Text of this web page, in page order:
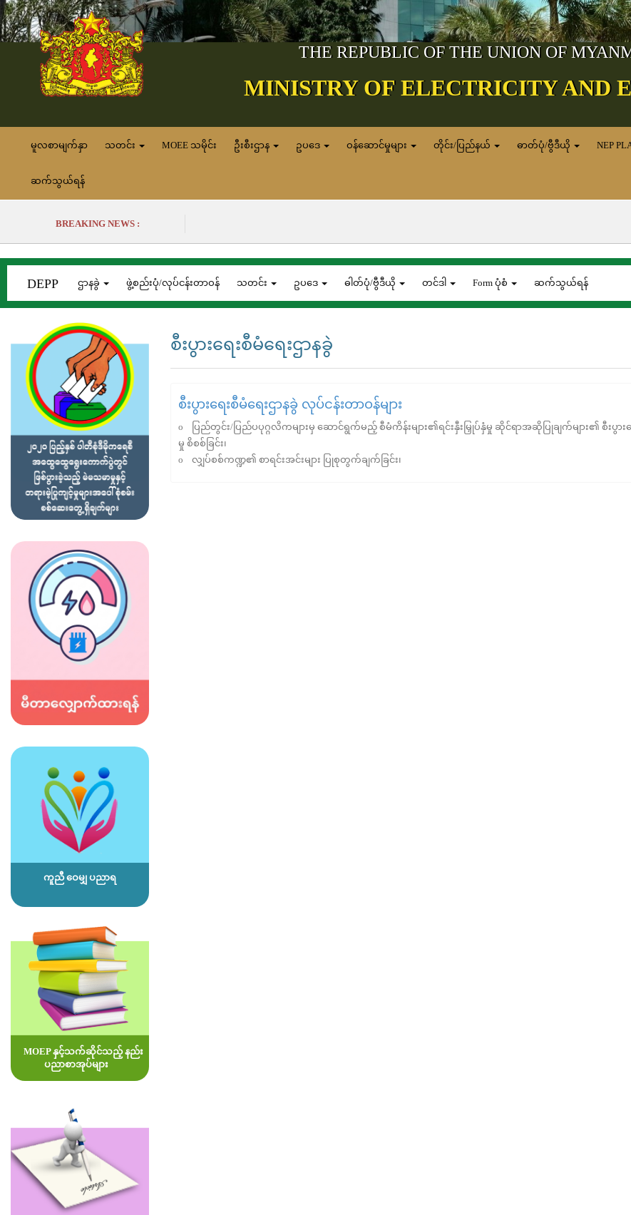
THE REPUBLIC OF THE UNION OF
MINISTRY OF ELECTRICITY AND
မူလစာမျက်နှာ သတင်း MOEE သမိုင်း ဦးစီးဌာန ဥပဒေ ဝန်ဆောင်မှုများ တိုင်း/ပြည်နယ် ဓာတ်ပုံ/ဗွီဒီယို NEP
ဆက်သွယ်ရန်
BREAKING NEWS :
DEPP ဌာနခွဲ ဖွဲ့စည်းပုံ/လုပ်ငန်းတာဝန် သတင်း ဥပဒေ ဓါတ်ပုံ/ဗွီဒီယို တင်ဒါ Form ပုံစံ ဆက်သွယ်ရန်
ကူညီ ဝေမျှ ပညာရ
MOEP နှင့်သက်ဆိုင်သည့် နည်း
ပညာစာအုပ်များ
စီးပွားရေးစီမံရေးဌာနခွဲ
စီးပွားရေးစီမံရေးဌာနခွဲ လုပ်ငန်းတာဝန်များ
o ပြည်တွင်း/ပြည်ပပုဂ္ဂလိကများမှ ဆောင်ရွက်မည့် စီမံကိန်းများ၏ရင်းနှီးမြှုပ်နှံမှု ဆိုင်ရာအဆိုပြုချက်များ၏ စီးပွ
မှု စိစစ်ခြင်း၊
o လျှပ်စစ်ကဏ္ဍ၏ စာရင်းအင်းများ ပြုစုတွက်ချက်ခြင်း၊